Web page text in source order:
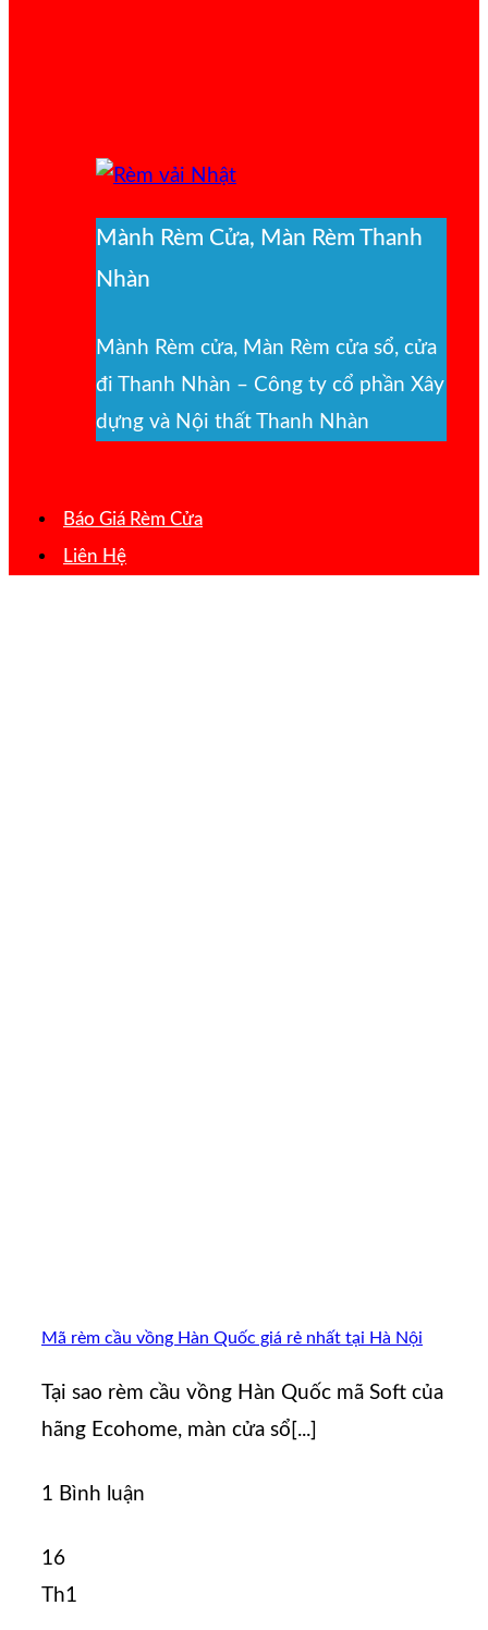
Mành Rèm Cửa, Màn Rèm Thanh
Nhàn
Mành Rèm cửa, Màn Rèm cửa sổ, cửa
đi Thanh Nhàn – Công ty cổ phần Xây
dựng và Nội thất Thanh Nhàn
Báo Giá Rèm Cửa
Liên Hệ
Mã rèm cầu vồng Hàn Quốc giá rẻ nhất tại Hà Nội
Tại sao rèm cầu vồng Hàn Quốc mã Soft của
hãng Ecohome, màn cửa sổ[...]
1 Bình luận
16
Th1